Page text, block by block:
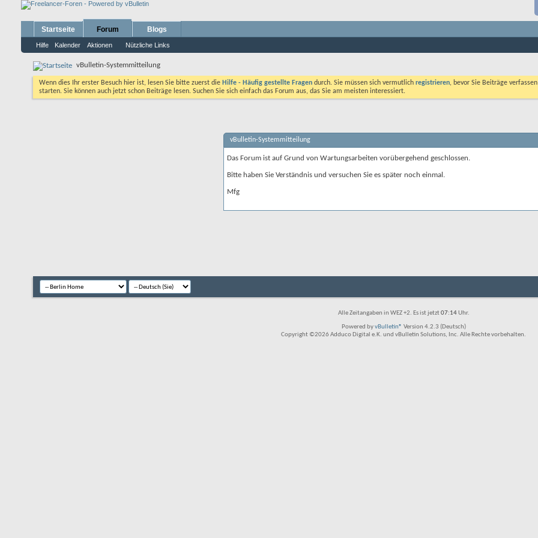
Startseite Forum
Hilfe Kalender Aktionen Nützliche Links
Blogs
vBulletin-Systemmitteilung
Wenn dies Ihr erster Besuch hier ist, lesen Sie bitte zuerst die Hilfe - Häufig gestellte Fragen durch. Sie müssen sich vermutlich registrieren, bevor Sie Beiträge
starten. Sie können auch jetzt schon Beiträge lesen. Suchen Sie sich einfach das Forum aus, das Sie am meisten interessiert.
vBulletin-Systemmitteilung
Das Forum ist auf Grund von Wartungsarbeiten vorübergehend geschlossen.
Bitte haben Sie Verständnis und versuchen Sie es später noch einmal.
Mfg
Alle Zeitangaben in WEZ +2. Es ist jetzt07:14Uhr.
Powered byvBulletin® Version 4.2.3 (Deutsch)
Copyright ©2026 Adduco Digital e.K. und vBulletin Solutions, Inc. Alle Rechte vorbehalten.